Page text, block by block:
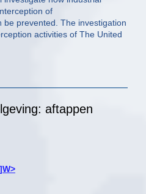
of
prevented. The investigation
activities of The United
aftappen